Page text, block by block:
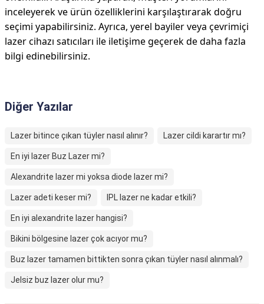
inceleyerek ve ürün özelliklerini karşılaştırarak doğru
seçimi yapabilirsiniz. Ayrıca, yerel bayiler veya çevrimiçi
lazer cihazı satıcıları ile iletişime geçerek de daha fazla
bilgi edinebilirsiniz.
Diğer Yazılar
Lazer bitince çıkan tüyler nasıl alınır? Lazer cildi karartır mı?
En iyi lazer Buz Lazer mi?
Alexandrite lazer mi yoksa diode lazer mi?
Lazer adeti keser mi? IPL lazer ne kadar etkili?
En iyi alexandrite lazer hangisi?
Bikini bölgesine lazer çok acıyor mu?
Buz lazer tamamen bittikten sonra çıkan tüyler nasıl alınmalı?
Jelsiz buz lazer olur mu?